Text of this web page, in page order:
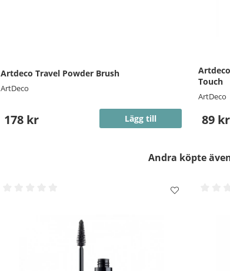
Artdeco Travel Powder Brush
ArtDeco
178 kr Lägg till
Touch
ArtDeco
89 kr
Andra köpte